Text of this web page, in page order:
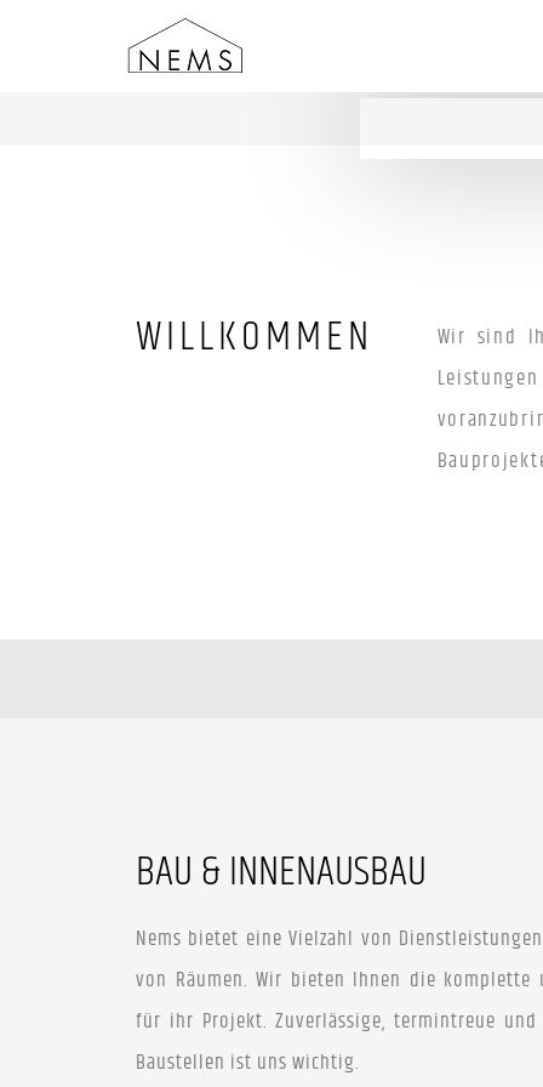
WILLKOMMEN
Wir sind
BAU & INNENAUSBAU
Nems bietet eine Vielzahl von
von Räumen. Wir bieten Ihnen die komplette
für ihr Projekt. Zuverlässige, termintreue und
Baustellen ist uns wichtig.